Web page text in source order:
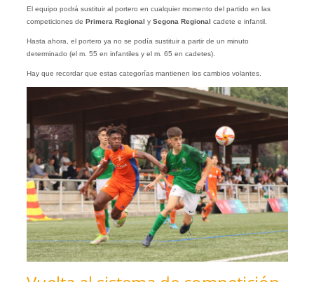
El equipo podrá sustituir al portero en cualquier momento del partido en las
competiciones de Primera Regional y Segona Regional cadete e infantil.
Hasta ahora, el portero ya no se podía sustituir a partir de un minuto
determinado (el m. 55 en infantiles y el m. 65 en cadetes).
Hay que recordar que estas categorías mantienen los cambios volantes.